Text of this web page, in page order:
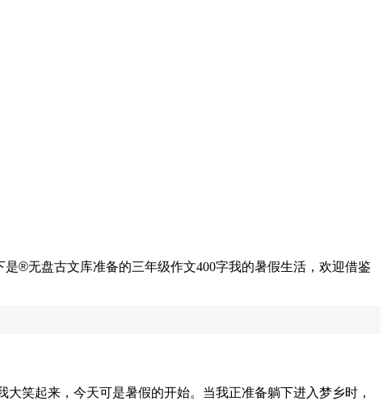
是®无盘古文库准备的三年级作文400字我的暑假生活，欢迎借鉴
笑起来，今天可是暑假的开始。当我正准备躺下进入梦乡时，